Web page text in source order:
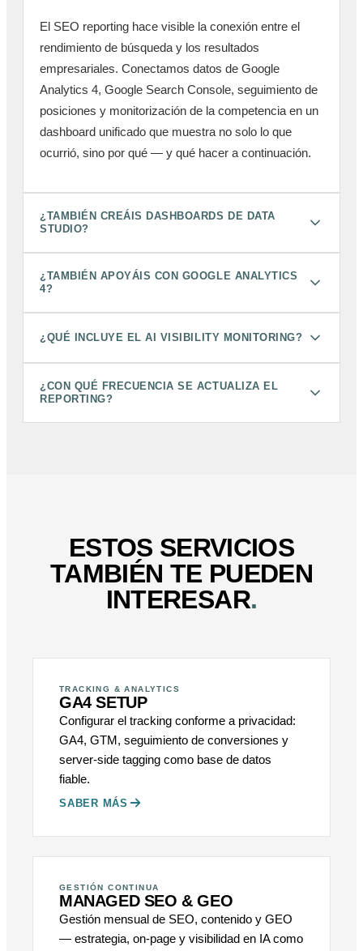
El SEO reporting hace visible la conexión entre el
rendimiento de búsqueda y los resultados
empresariales. Conectamos datos de Google
Analytics 4, Google Search Console, seguimiento de
posiciones y monitorización de la competencia en un
dashboard unificado que muestra no solo lo que
ocurrió, sino por qué — y qué hacer a continuación.
¿TAMBIÉN CREÁIS DASHBOARDS DE DATA
STUDIO?
¿TAMBIÉN APOYÁIS CON GOOGLE ANALYTICS
4?
¿QUÉ INCLUYE EL AI VISIBILITY MONITORING?
¿CON QUÉ FRECUENCIA SE ACTUALIZA EL
REPORTING?
ESTOS SERVICIOS
TAMBIÉN TE PUEDEN
INTERESAR.
TRACKING & ANALYTICS
GA4 SETUP
Configurar el tracking conforme a privacidad:
GA4, GTM, seguimiento de conversiones y
server-side tagging como base de datos
fiable.
SABER MÁS
GESTIÓN CONTINUA
MANAGED SEO & GEO
Gestión mensual de SEO, contenido y GEO
— estrategia, on-page y visibilidad en IA como